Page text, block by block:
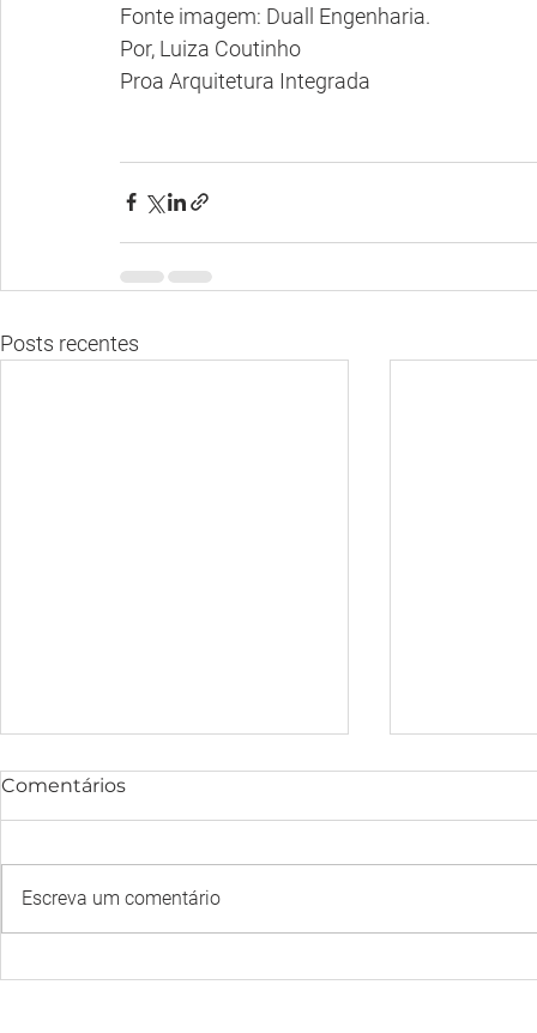
Fonte imagem: Duall Engenharia.
Por, Luiza Coutinho
Proa Arquitetura Integrada
Posts recentes
Comentários
Escreva um comentário